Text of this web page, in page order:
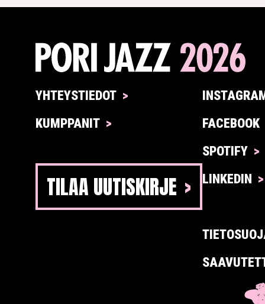
YHTEYSTIEDOT
KUMPPANIT
TILAA UUTISKIRJE
FACEBOOK
SPOTIFY
LINKEDIN